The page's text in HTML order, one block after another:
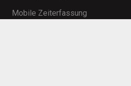
Mobile Zeiterfassung